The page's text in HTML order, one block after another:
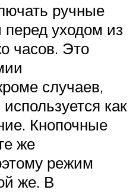
ручные
перед уходом из
часов. Это
случаев,
как
Кнопочные
же
режим
же. В